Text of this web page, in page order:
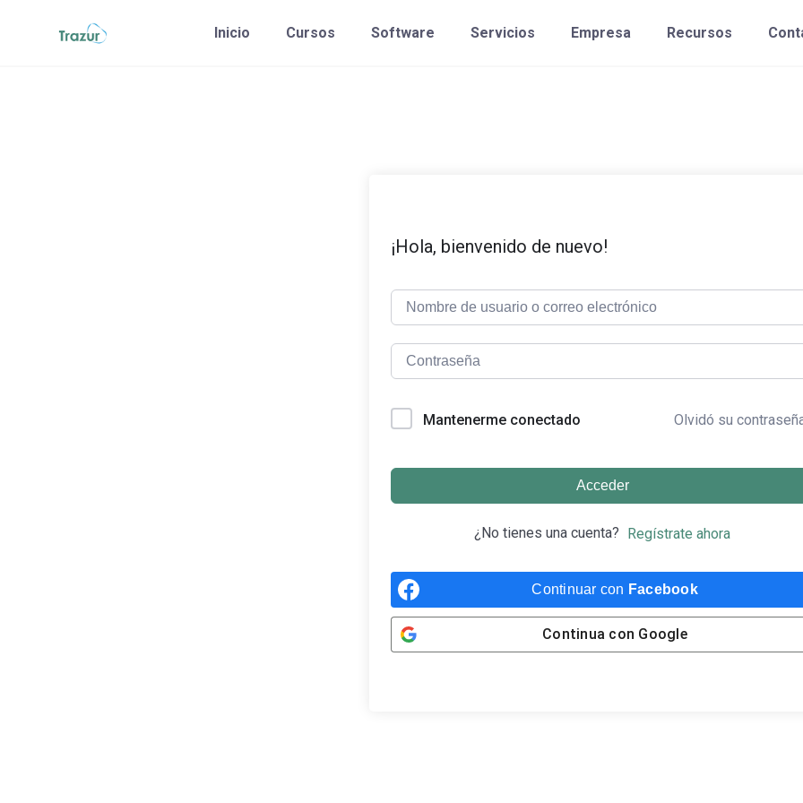
Inicio Cursos Software Servicios Empresa Recursos
¡Hola, bienvenido de nuevo!
Mantenerme conectado Olvidó su
Acceder
¿No tienes una cuenta? Regístrate ahora
Continuar con Facebook
Continua con Google